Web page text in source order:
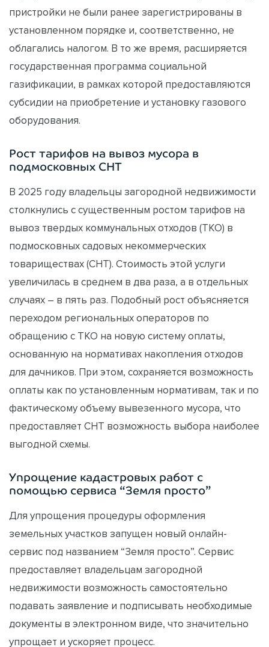
пристройки не были ранее зарегистрированы в
установленном порядке и, соответственно, не
облагались налогом. В то же время, расширяется
государственная программа социальной
газификации, в рамках которой предоставляются
субсидии на приобретение и установку газового
оборудования.
Рост тарифов на вывоз мусора в
подмосковных СНТ
В 2025 году владельцы загородной недвижимости
столкнулись с существенным ростом тарифов на
вывоз твердых коммунальных отходов (ТКО) в
подмосковных садовых некоммерческих
товариществах (СНТ). Стоимость этой услуги
увеличилась в среднем в два раза, а в отдельных
случаях – в пять раз. Подобный рост объясняется
переходом региональных операторов по
обращению с ТКО на новую систему оплаты,
основанную на нормативах накопления отходов
для дачников. При этом, сохраняется возможность
оплаты как по установленным нормативам, так и по
фактическому объему вывезенного мусора, что
предоставляет СНТ возможность выбора наиболее
выгодной схемы.
Упрощение кадастровых работ с
помощью сервиса “Земля просто”
Для упрощения процедуры оформления
земельных участков запущен новый онлайн-
сервис под названием “Земля просто”. Сервис
предоставляет владельцам загородной
недвижимости возможность самостоятельно
подавать заявление и подписывать необходимые
документы в электронном виде, что значительно
упрощает и ускоряет процесс.